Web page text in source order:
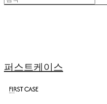
퍼스트케이스